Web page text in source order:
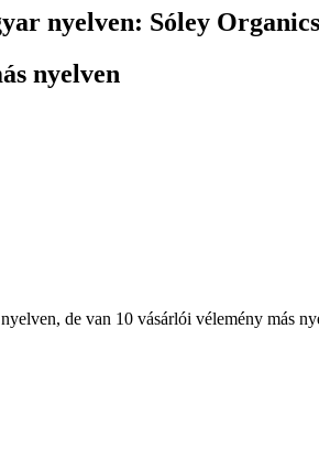
nyelven: Sóley
nyelven
de van 10 vásárlói vélemény más